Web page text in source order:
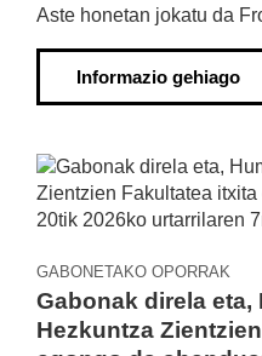
Aste honetan jokatu da
Informazio gehiago
GABONETAKO OPORRAK
Gabonak direla eta,
Hezkuntza